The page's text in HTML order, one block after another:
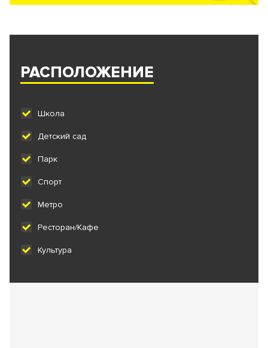
РАСПОЛОЖЕНИЕ
Школа
Детский сад
Парк
Спорт
Метро
Ресторан/Кафе
Культура